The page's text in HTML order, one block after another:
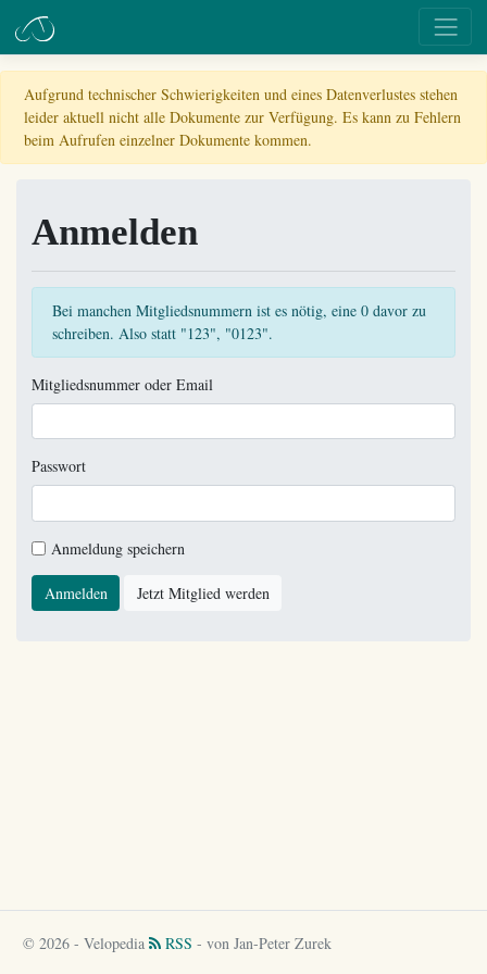
Aufgrund technischer Schwierigkeiten und eines Datenverlustes stehen
leider aktuell nicht alle Dokumente zur Verfügung. Es kann zu Fehlern
beim Aufrufen einzelner Dokumente kommen.
Anmelden
Bei manchen Mitgliedsnummern ist es nötig, eine 0 davor zu
schreiben. Also statt "123", "0123".
Mitgliedsnummer oder Email
Passwort
Anmeldung speichern
Anmelden Jetzt Mitglied werden
© 2026 - Velopedia RSS - von Jan-Peter Zurek